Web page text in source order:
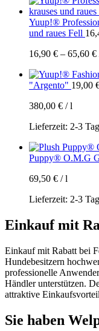
Yuup!®
und raues Fell
16,90 € – 65,60 €
"Argento" 19,00
380,00 € /l
Lieferzeit: 2-3
Puppy® O.M.G
69,50 € /l
Lieferzeit: 2-3
Einkauf mit
Einkauf mit Rabatt bei
Hundebesitzern
professionelle
Händler unterstützen.
attraktive
Sie haben